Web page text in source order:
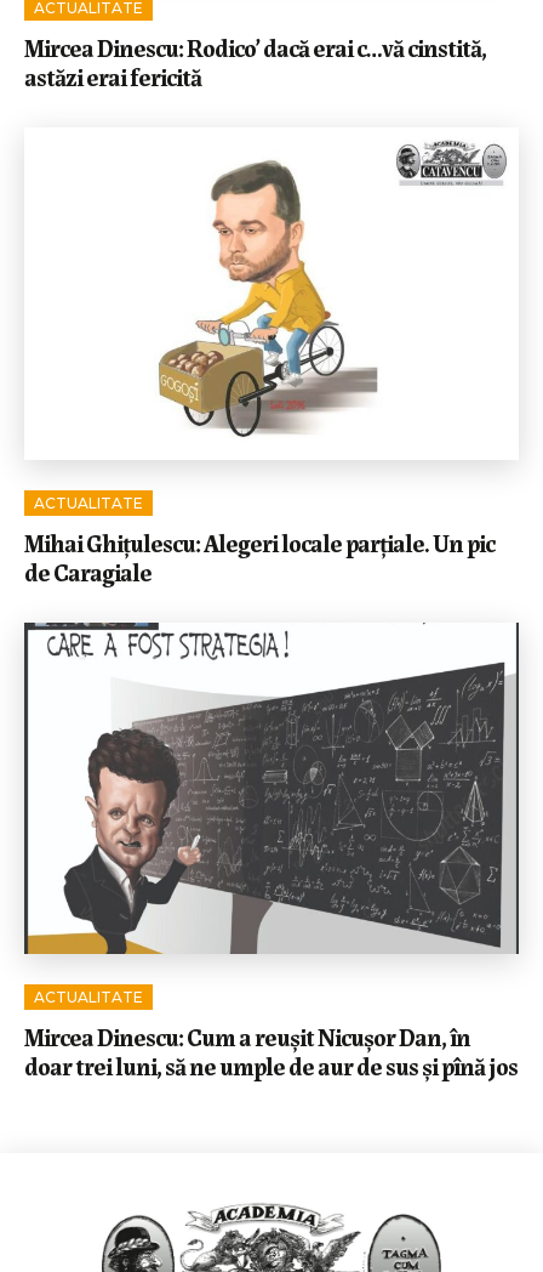
ACTUALITATE
Mircea Dinescu: Rodico’ dacă erai c…vă cinstită,
astăzi erai fericită
ACTUALITATE
Mihai Ghițulescu: Alegeri locale parțiale. Un pic
de Caragiale
ACTUALITATE
Mircea Dinescu: Cum a reușit Nicușor Dan, în
doar trei luni, să ne umple de aur de sus și pînă jos